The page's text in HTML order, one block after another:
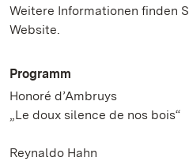
Weitere Informationen finden
Website.
Programm
Honoré d’Ambruys
„Le doux silence de nos bois“
Reynaldo Hahn